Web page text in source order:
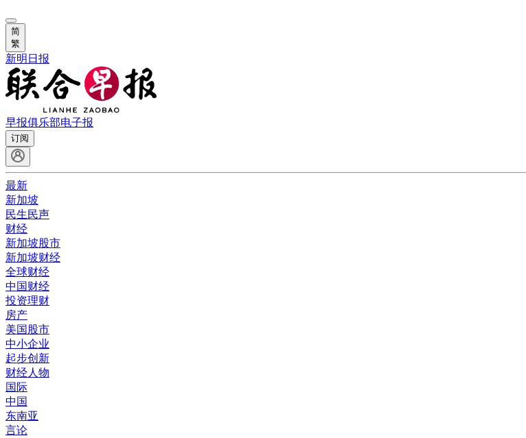
简
繁
新明日报
早报俱乐部电子报
订阅
最新
新加坡
民生民声
财经
新加坡股市
新加坡财经
全球财经
中国财经
投资理财
房产
美国股市
中小企业
起步创新
财经人物
国际
中国
东南亚
言论